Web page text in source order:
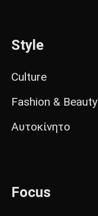
Style
Culture
Fashion & Beauty
Αυτοκίνητο
Focus